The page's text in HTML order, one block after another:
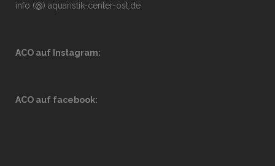
info (@) aquaristik-center-ost.de
ACO auf Instagram:
ACO auf facebook: